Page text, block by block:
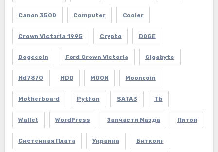
Canon 350D Computer Cooler
Crown Victoria 1995 Crypto DOGE
Dogecoin Ford Crown Victoria Gigabyte
Hd7870 HDD MOON Mooncoin
Motherboard Python SATA3 Tb
Wallet WordPress Запчасти Мазда Питон
Системная Плата Украина Биткоин